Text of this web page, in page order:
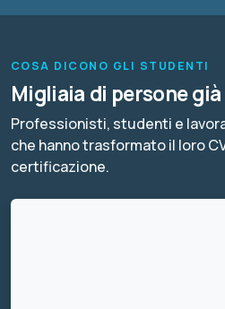
COSA DICONO GLI STUDENTI
Migliaia di persone
Professionisti, studenti e
che hanno trasformato il loro
certificazione.